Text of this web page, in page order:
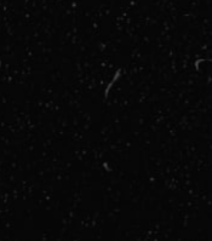
treninga.
Povećanje
snabdevanju
duže i
Kako Koristiti